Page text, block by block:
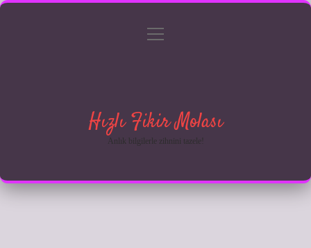
Gizlilik Politikası
menüyü
Hızlı Fikir Molası
Anlık bilgilerle zihnini tazele!